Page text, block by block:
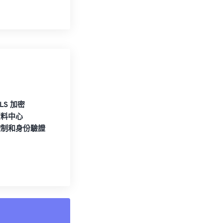
加密
中心
和身份驗證